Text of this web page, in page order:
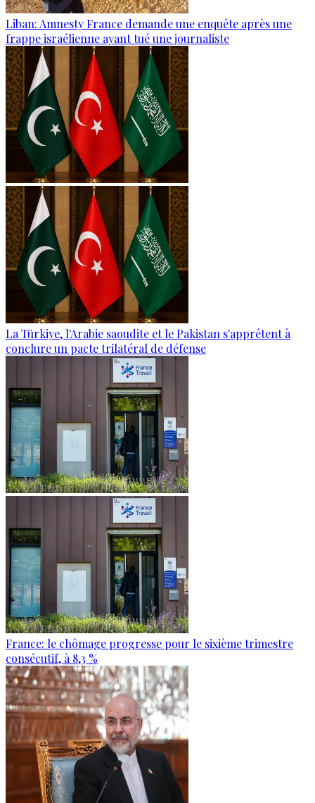
Liban: Amnesty France demande une enquête après une
frappe israélienne ayant tué une journaliste
La Türkiye, l'Arabie saoudite et le Pakistan s'apprêtent à
conclure un pacte trilatéral de défense
France: le chômage progresse pour le sixième trimestre
consécutif, à 8,3 %